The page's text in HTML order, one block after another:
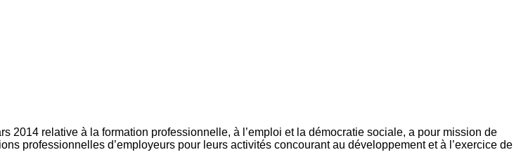
2014 relative à la formation professionnelle, à l’emploi et la démocratie sociale, a pour mission de
professionnelles d’employeurs pour leurs activités concourant au développement et à l’exercice de